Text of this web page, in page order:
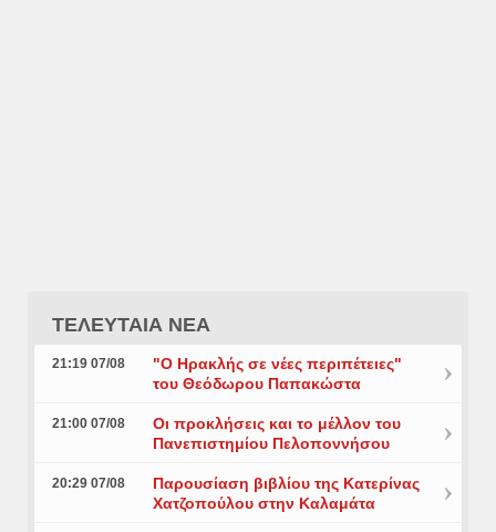
ΤΕΛΕΥΤΑΙΑ ΝΕΑ
21:19 07/08
"Ο Ηρακλής σε νέες περιπέτειες"
του Θεόδωρου Παπακώστα
21:00 07/08
Οι προκλήσεις και το μέλλον του
Πανεπιστημίου Πελοποννήσου
20:29 07/08
Παρουσίαση βιβλίου της Κατερίνας
Χατζοπούλου στην Καλαμάτα